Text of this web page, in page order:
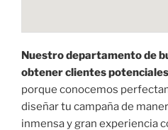
Nuestro departamento de
obtener clientes potenciales
porque conocemos
diseñar tu campaña de
inmensa y gran experiencia